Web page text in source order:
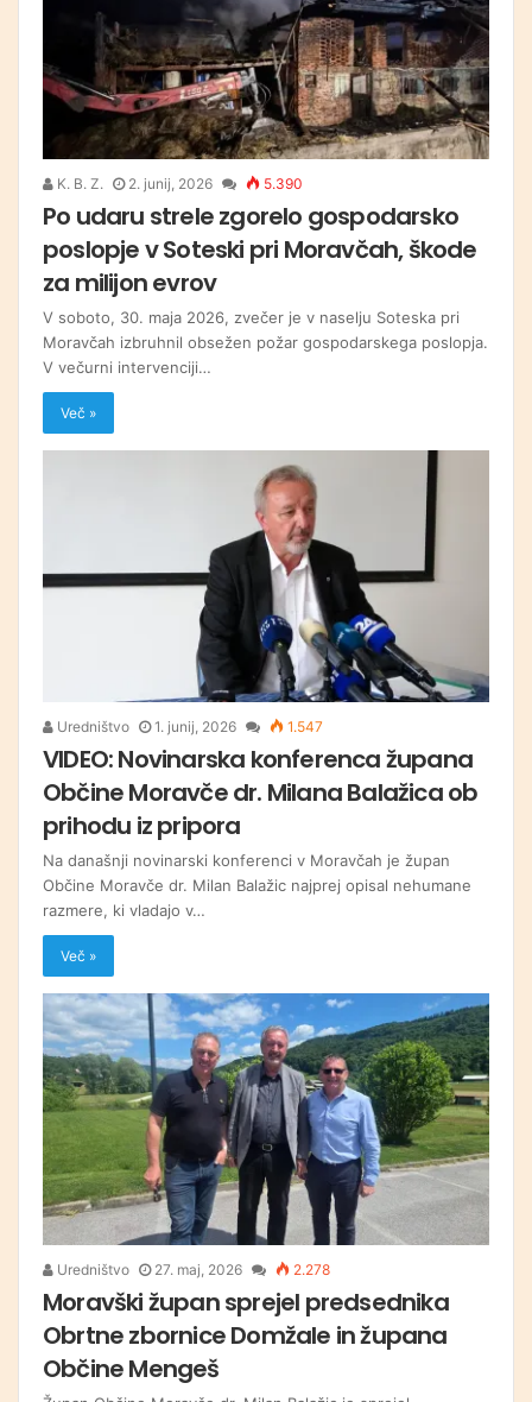
K. B. Z. 2. junij, 2026 5.390
Po udaru strele zgorelo gospodarsko
poslopje v Soteski pri Moravčah, škode
za milijon evrov
V soboto, 30. maja 2026, zvečer je v naselju Soteska pri
Moravčah izbruhnil obsežen požar gospodarskega poslopja.
V večurni intervenciji…
Več »
Uredništvo 1. junij, 2026 1.547
VIDEO: Novinarska konferenca župana
Občine Moravče dr. Milana Balažica ob
prihodu iz pripora
Na današnji novinarski konferenci v Moravčah je župan
Občine Moravče dr. Milan Balažic najprej opisal nehumane
razmere, ki vladajo v…
Več »
Uredništvo 27. maj, 2026 2.278
Moravški župan sprejel predsednika
Obrtne zbornice Domžale in župana
Občine Mengeš